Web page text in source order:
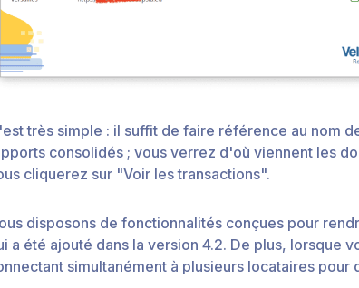
très simple : il suffit de faire référence au nom
consolidés ; vous verrez d'où viennent les
cliquerez sur "Voir les transactions".
disposons de fonctionnalités conçues pour
a été ajouté dans la version 4.2. De plus, lorsque
simultanément à plusieurs locataires